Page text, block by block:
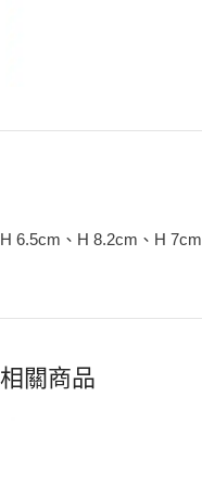
H 6.5cm、H 8.2cm、H 7cm
相關商品